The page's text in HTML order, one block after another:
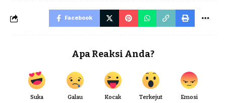
Facebook
Apa Reaksi Anda?
Suka Galau Kocak Terkejut Emosi